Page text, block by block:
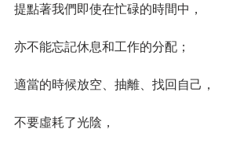
提點著我們即使在忙碌的時間中，
亦不能忘記休息和工作的分配；
適當的時候放空、抽離、找回自己，
不要虛耗了光陰，